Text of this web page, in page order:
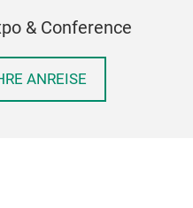
& Conference
ANREISE